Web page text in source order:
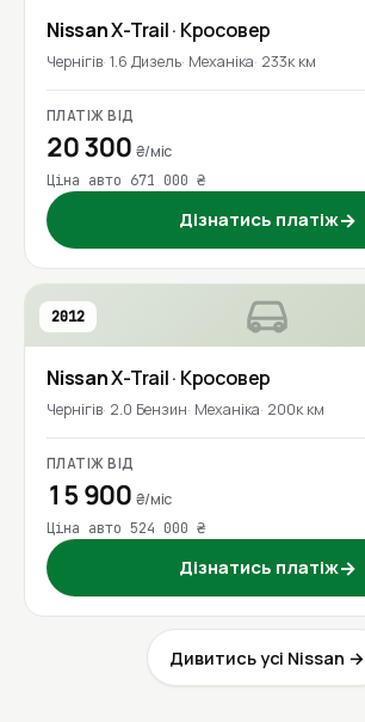
NissanX-Trail· Кросовер
Чернігів 1.6 Дизель Механіка 233к км
ПЛАТІЖ ВІД
20 300 ₴/міс
Ціна авто 671 000 ₴
Дізнатись платіж→
2012
NissanX-Trail· Кросовер
Чернігів 2.0 Бензин Механіка 200к км
ПЛАТІЖ ВІД
15 900 ₴/міс
Ціна авто 524 000 ₴
Дізнатись платіж→
Дивитись усі Nissan →